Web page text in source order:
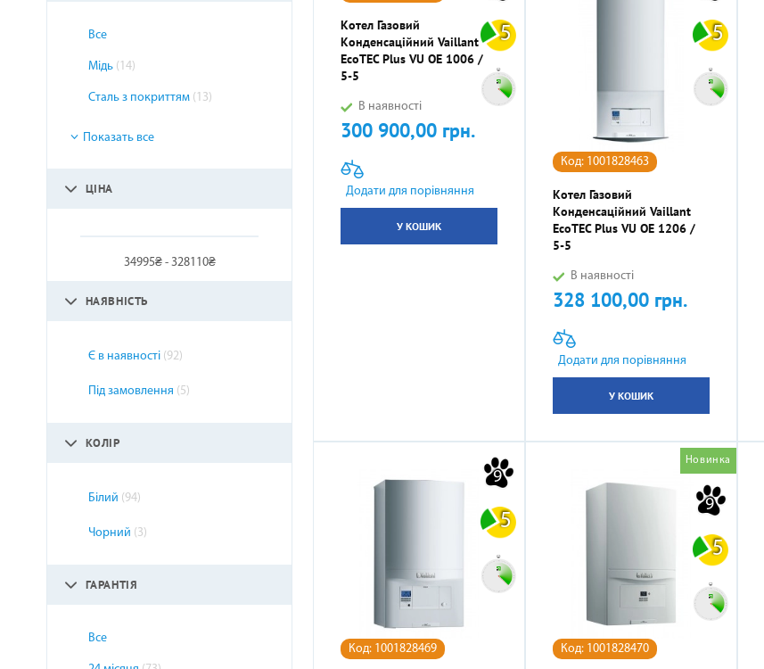
Все
Мідь (14)
Сталь з покриттям (13)
Показать все
ЦІНА
34995₴ - 328110₴
НАЯВНІСТЬ
Є в наявності (92)
Під замовлення (5)
КОЛІР
Білий (94)
Чорний (3)
ГАРАНТІЯ
Все
5
Котел Газовий
Конденсаційний Vaillant
EcoTEC Plus VU OE 1006 /
5-5
В наявності
Ціна
300 900,00 грн.
Додати для порівняння
У КОШИК
5
Код: 1001828463
Котел Газовий
Конденсаційний Vaillant
EcoTEC Plus VU OE 1206 /
5-5
В наявності
Ціна
328 100,00 грн.
Додати для порівняння
У КОШИК
9
5
Код: 1001828469
Новинка
9
5
Код: 1001828470